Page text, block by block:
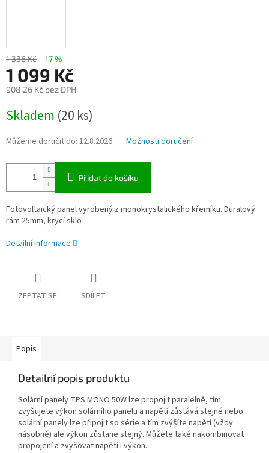
1 336 Kč –17 %
1 099 Kč
908,26 Kč bez DPH
cena:
Skladem (20 ks)
Můžeme doručit do: 12.8.2026 Možnosti doručení
Přidat do košíku
Fotovoltaický panel vyrobený z monokrystalického křemíku. Duralový
rám 25mm, krycí sklo
Detailní informace
ZEPTAT SE SDÍLET
Popis
Detailní popis produktu
Solární panely TPS MONO 50W lze propojit paralelně, tím
zvyšujete výkon solárního panelu a napětí zůstává stejné nebo
solární panely lze připojit so série a tím zvýšíte napětí (vždy
násobně) ale výkon zůstane stejný. Můžete také nakombinovat
propojení a zvyšovat napětí i výkon.